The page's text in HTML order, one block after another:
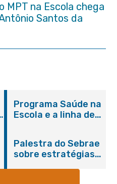
MPT na Escola chega
Santos da
Programa Saúde na
Escola e a linha de
promovem
conscientização
sobre hanseníase
Palestra do Sebrae
sobre estratégias